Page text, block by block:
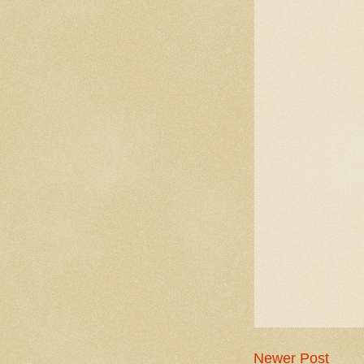
Newer Post